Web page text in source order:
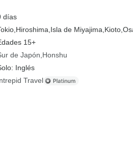
días
Hiroshima, Isla de Miyajima, Kioto,
15+
de Japón Honshu
Inglés
Travel